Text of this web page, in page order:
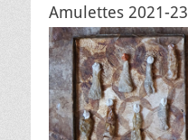
Amulettes 2021-23